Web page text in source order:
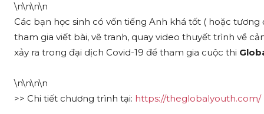
\n\n\n\n
Các bạn học sinh có vốn tiếng Anh khá tốt ( hoặc tương
tham gia viết bài, vẽ tranh, quay video thuyết trình về
xảy ra trong đại dịch Covid-19 để tham gia cuộc thi
\n\n\n\n
>> Chi tiết chương trình tại: https://theglobalyouth.com/